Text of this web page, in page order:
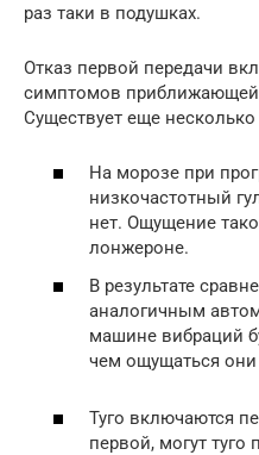
раз таки в подушках.
Отказ первой передачи
симптомов
Существует еще
На морозе при
низкочастотный
нет. Ощущение
лонжероне.
В результате
аналогичным
машине вибраций
чем ощущаться они
Туго включаются
первой, могут туго